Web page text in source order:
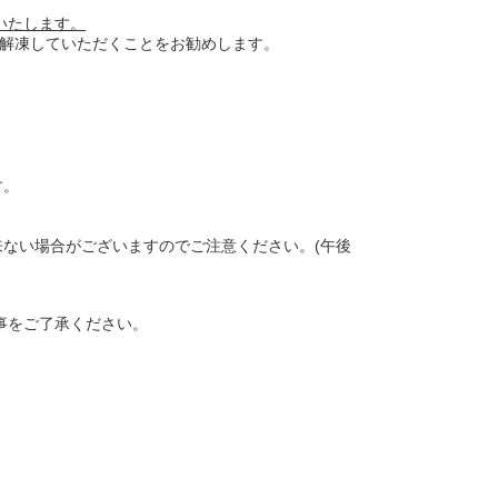
します。
していただくことをお勧めします。
い場合がございますのでご注意ください。(午後
ご了承ください。